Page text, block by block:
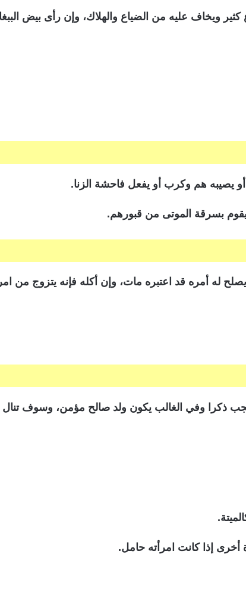
ويخاف عليه من الضياع والهلاك، وإن رأى بيض
أو يصيبه هم وكرب أو يفعل فاحشة الزنا.
بسرقة الموتى من قبورهم.
له أمره قد اعتبره مات، وإن أكله فإنه يتزوج من
ذكرا وفي الغالب يكون ولد صالح مؤمن، وسوف تنال
أخرى إذا كانت امرأته حامل.